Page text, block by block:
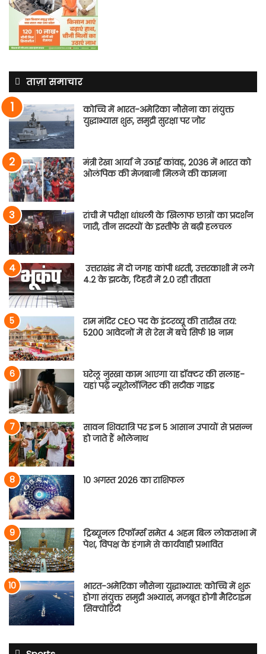
ताज़ा समाचार
कोच्चि में भारत-अमेरिका नौसेना का संयुक्त
युद्धाभ्यास शुरू, समुद्री सुरक्षा पर जोर
मंत्री रेखा आर्या ने उठाई कांवड़, 2036 में भारत को
ओलंपिक की मेजबानी मिलने की कामना
रांची में परीक्षा धांधली के खिलाफ छात्रों का प्रदर्शन
जारी, तीन सदस्यों के इस्तीफे से बढ़ी हलचल
उत्तराखंड में दो जगह कांपी धरती, उत्तरकाशी में लगे
4.2 के झटके, टिहरी में 2.0 रही तीव्रता
राम मंदिर CEO पद के इंटरव्यू की तारीख तय:
5200 आवेदनों में से रेस में बचे सिर्फ 18 नाम
घरेलू नुस्खा काम आएगा या डॉक्टर की सलाह-
यहां पढ़ें न्यूरोलॉजिस्ट की सटीक गाइड
सावन शिवरात्रि पर इन 5 आसान उपायों से प्रसन्न
हो जाते हैं भोलेनाथ
10 अगस्त 2026 का राशिफल
ट्रिब्यूनल रिफॉर्म्स समेत 4 अहम बिल लोकसभा में
पेश, विपक्ष के हंगामे से कार्यवाही प्रभावित
भारत-अमेरिका नौसेना युद्धाभ्यास: कोच्चि में शुरू
होगा संयुक्त समुद्री अभ्यास, मजबूत होगी मैरिटाइम
सिक्योरिटी